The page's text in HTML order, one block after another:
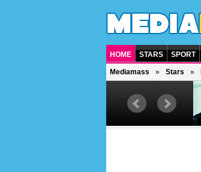
HOME STARS SPORT
Mediamass Stars
Deutsche Sängerin